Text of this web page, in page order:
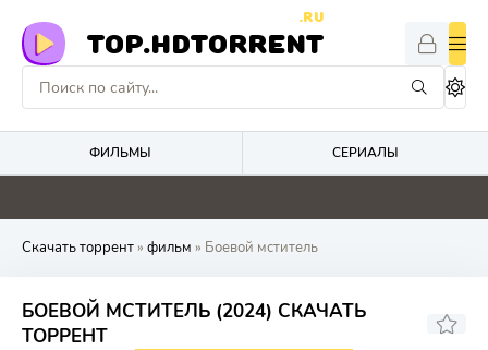
TOP.HDTORRENT
.RU
ФИЛЬМЫ СЕРИАЛЫ
0 0 5 0
Скачать торрент» фильм » Боевой мститель
БОЕВОЙ МСТИТЕЛЬ (2024) СКАЧАТЬ
ТОРРЕНТ